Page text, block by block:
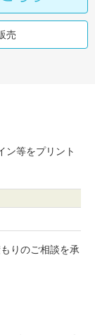
売
ン等をプリント
りのご相談を承